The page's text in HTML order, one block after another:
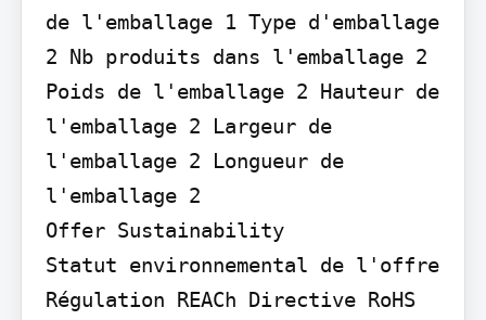
de l'emballage 1 Type d'emballage
2 Nb produits dans l'emballage 2
Poids de l'emballage 2 Hauteur de
l'emballage 2 Largeur de
l'emballage 2 Longueur de
l'emballage 2
Offer Sustainability
Statut environnemental de l'offre
Régulation REACh Directive RoHS